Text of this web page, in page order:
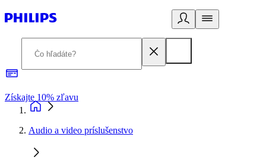
Získajte 10% zľavu
Audio a video príslušenstvo